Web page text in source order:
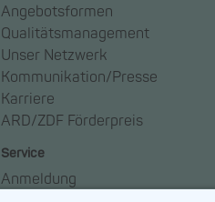
Angebotsformen
Qualitätsmanagement
Unser Netzwerk
Kommunikation/Presse
Karriere
ARD/ZDF Förderpreis
Service
Anmeldung